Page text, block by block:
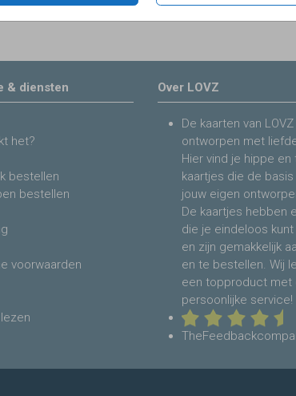
& diensten
het?
bestellen
bestellen
voorwaarden
Over LOVZ
De kaarten van
ontworpen met
Hier vind je hippe en
kaartjes die de
jouw eigen
De kaartjes hebben
die je eindeloos
en zijn gemakkelijk
en te bestellen. Wij
een topproduct met
persoonlijke service!